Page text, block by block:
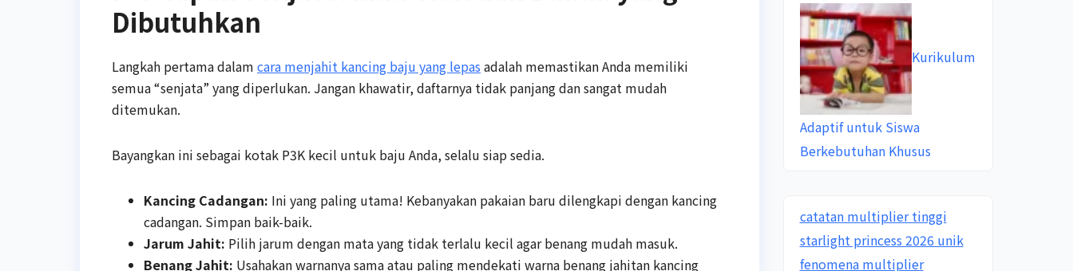
Dibutuhkan
Langkah pertama dalam cara menjahit kancing baju yang lepas adalah memastikan Anda memiliki
semua “senjata” yang diperlukan. Jangan khawatir, daftarnya tidak panjang dan sangat mudah
ditemukan.
Bayangkan ini sebagai kotak P3K kecil untuk baju Anda, selalu siap sedia.
Kancing Cadangan: Ini yang paling utama! Kebanyakan pakaian baru dilengkapi dengan kancing
cadangan. Simpan baik-baik.
Jarum Jahit: Pilih jarum dengan mata yang tidak terlalu kecil agar benang mudah masuk.
Benang Jahit: Usahakan warnanya sama atau paling mendekati warna benang jahitan kancing
Kurikulum
Adaptif untuk Siswa
Berkebutuhan Khusus
catatan multiplier tinggi
starlight princess 2026 unik
fenomena multiplier